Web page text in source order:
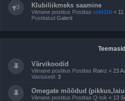
Klubiliikmeks saamine
Viimane postitus Postitas rold116 «
Postitatud Galerii
Teemasid
Värvikoodid
Viimane postitus Postitas Raivz « 23
Vastuseid: 3
Omegate mõõdud
Viimane postitus Postitas Q-tok « 13